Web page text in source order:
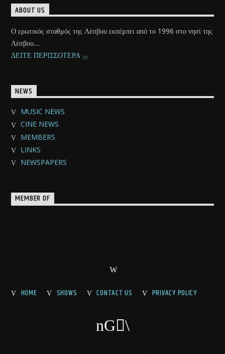
ABOUT US
Ο ερωτικός σταθμός της Λέσβου εκπέμπει από το 1996 στο νησί της
Λέσβου....
ΔΕΙΤΕ ΠΕΡΙΣΣΟΤΕΡΑ
NEWS
MUSIC NEWS
CINE NEWS
MEMBERS
LINKS
NEWSPAPERS
MEMBER OF
HOME SHOWS CONTACT US PRIVACY POLICY